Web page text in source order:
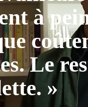
à
Le
»